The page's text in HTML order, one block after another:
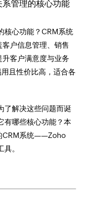
核心功能？CRM系统
户信息管理、销售
客户满意度与业务
且性价比高，适合各
了解决这些问题而诞
有哪些核心功能？本
CRM系统——Zoho
。